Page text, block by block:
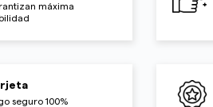
máxima
seguro 100%